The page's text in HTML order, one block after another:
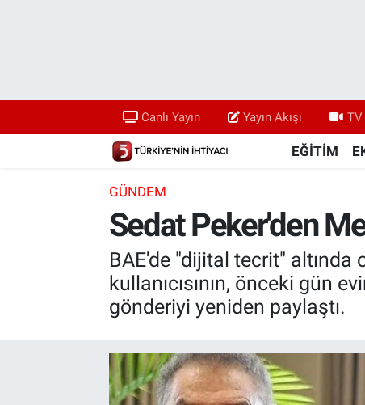
Canlı Yayın Yayın Akışı TV
EĞİTİM
GÜNDEM
Sedat Peker'den
BAE'de "dijital tecrit"
kullanıcısının, önceki gün
gönderiyi yeniden paylaştı.
Yayın Akışı
TV 5 Ekranı ve Arşiv